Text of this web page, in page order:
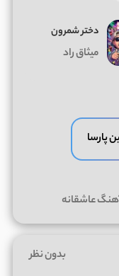
دختر شمرون
میثاق راد
پارسا
عاشقانه
بدون نظر